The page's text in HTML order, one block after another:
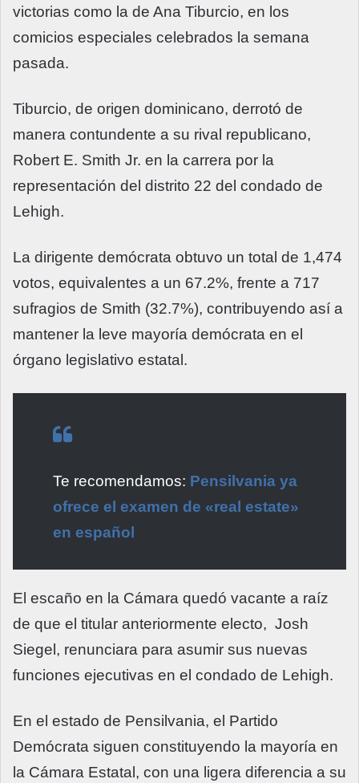
victorias como la de Ana Tiburcio, en los
comicios especiales celebrados la semana
pasada.
Tiburcio, de origen dominicano, derrotó de
manera contundente a su rival republicano,
Robert E. Smith Jr. en la carrera por la
representación del distrito 22 del condado de
Lehigh.
La dirigente demócrata obtuvo un total de 1,474
votos, equivalentes a un 67.2%, frente a 717
sufragios de Smith (32.7%), contribuyendo así a
mantener la leve mayoría demócrata en el
órgano legislativo estatal.
Te recomendamos: Pensilvania ya
ofrece el examen de «real estate»
en español
El escaño en la Cámara quedó vacante a raíz
de que el titular anteriormente electo, Josh
Siegel, renunciara para asumir sus nuevas
funciones ejecutivas en el condado de Lehigh.
En el estado de Pensilvania, el Partido
Demócrata siguen constituyendo la mayoría en
la Cámara Estatal, con una ligera diferencia a su